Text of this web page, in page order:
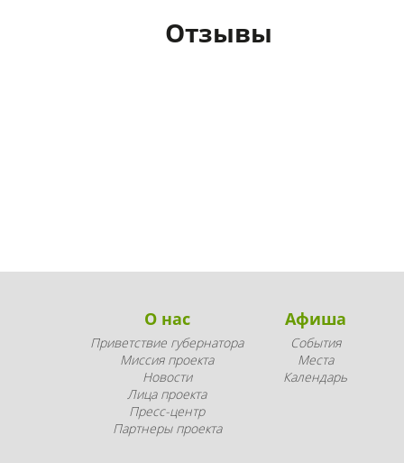
Отзывы
О нас
Приветствие губернатора
Миссия проекта
Новости
Лица проекта
Пресс-центр
Партнеры проекта
Афиша
События
Места
Календарь